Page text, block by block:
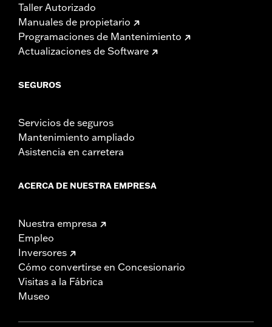
Taller Autorizado
Manuales de propietario
Programaciones de Mantenimiento
Actualizaciones de Software
SEGUROS
Servicios de seguros
Mantenimiento ampliado
Asistencia en carretera
ACERCA DE NUESTRA EMPRESA
Nuestra empresa
Empleo
Inversores
Cómo convertirse en Concesionario
Visitas a la Fábrica
Museo